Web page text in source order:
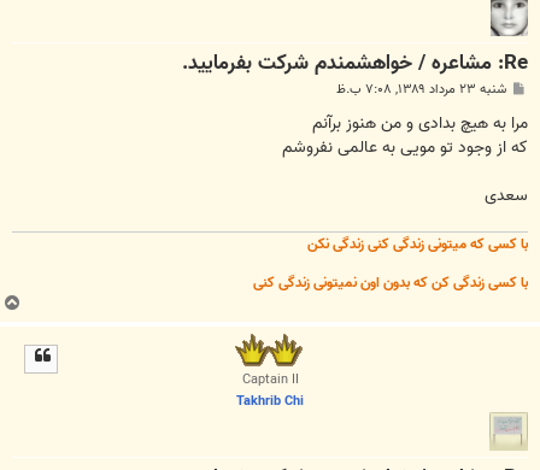
Re: مشاعره / خواهشمندم شرکت بفرماييد.
پ
ت
شنبه ۲۳ مرداد ۱۳۸۹, ۷:۰۸ ب.ظ
مرا به هیچ بدادی و من هنوز برآنم
که از وجود تو مویی به عالمی نفروشم
سعدی
با کسی که میتونی زندگی کنی زندگی نکن
با کسی زندگی کن که بدون اون نمیتونی زندگی کنی
ب
ا
Captain II
Takhrib Chi